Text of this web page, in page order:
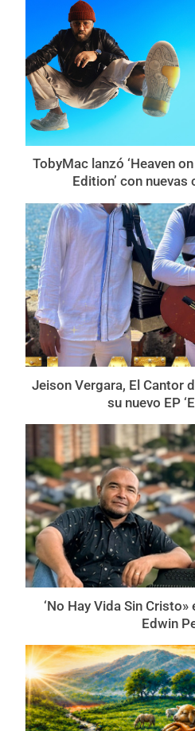
TobyMac lanzó ‘Heaven
Edition’ con
Jeison Vergara, El Cantor
su nuevo EP
‘No Hay Vida Sin
Edwin